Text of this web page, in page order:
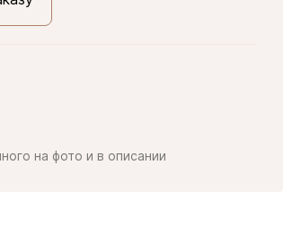
на фото и в описании